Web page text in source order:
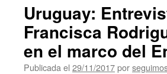
Uruguay:
Francisca
en el marco del
Publicada el 29/11/2017por